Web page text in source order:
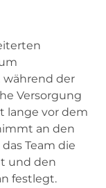
während der
Versorgung
lange vor dem
an den
Team die
und den
festlegt.